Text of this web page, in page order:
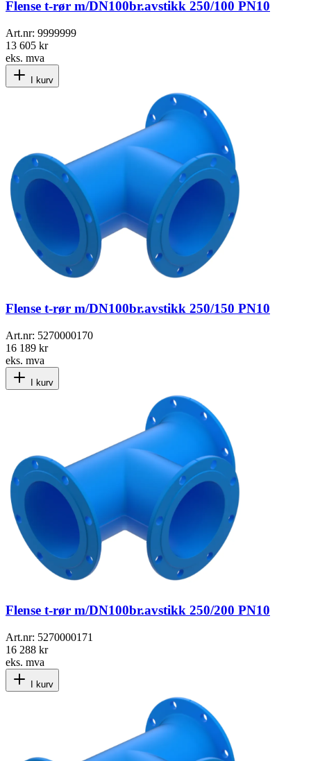
Flense t-rør m/DN100br.avstikk 250/100 PN10
Art.nr: 9999999
13 605 kr
eks. mva
I kurv
Flense t-rør m/DN100br.avstikk 250/150 PN10
Art.nr: 5270000170
16 189 kr
eks. mva
I kurv
Flense t-rør m/DN100br.avstikk 250/200 PN10
Art.nr: 5270000171
16 288 kr
eks. mva
I kurv